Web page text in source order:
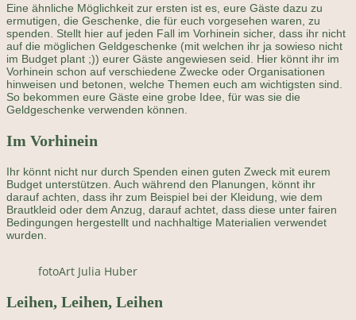
Eine ähnliche Möglichkeit zur ersten ist es, eure Gäste dazu zu
ermutigen, die Geschenke, die für euch vorgesehen waren, zu
spenden. Stellt hier auf jeden Fall im Vorhinein sicher, dass ihr nicht
auf die möglichen Geldgeschenke (mit welchen ihr ja sowieso nicht
im Budget plant ;)) eurer Gäste angewiesen seid. Hier könnt ihr im
Vorhinein schon auf verschiedene Zwecke oder Organisationen
hinweisen und betonen, welche Themen euch am wichtigsten sind.
So bekommen eure Gäste eine grobe Idee, für was sie die
Geldgeschenke verwenden können.
Im Vorhinein
Ihr könnt nicht nur durch Spenden einen guten Zweck mit eurem
Budget unterstützen. Auch während den Planungen, könnt ihr
darauf achten, dass ihr zum Beispiel bei der Kleidung, wie dem
Brautkleid oder dem Anzug, darauf achtet, dass diese unter fairen
Bedingungen hergestellt und nachhaltige Materialien verwendet
wurden.
fotoArt Julia Huber
Leihen, Leihen, Leihen